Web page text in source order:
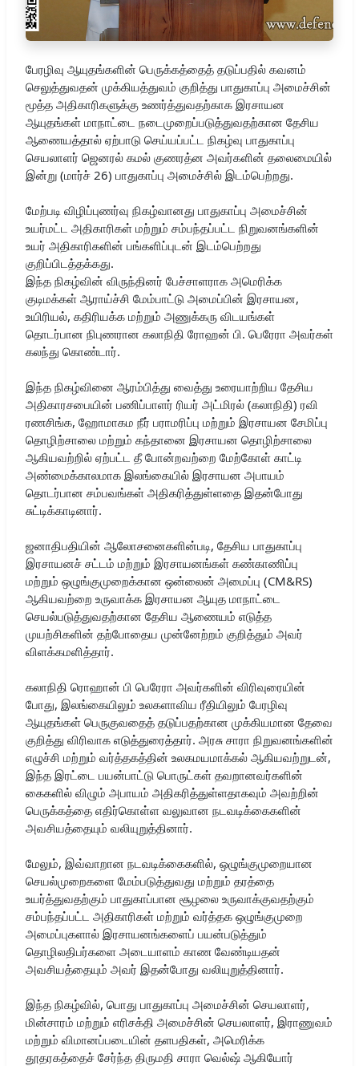
பேரழிவு ஆயுதங்களின் பெருக்கத்தைத் தடுப்பதில் கவனம்
செலுத்துவதன் முக்கியத்துவம் குறித்து பாதுகாப்பு அமைச்சின்
மூத்த அதிகாரிகளுக்கு உணர்த்துவதற்காக இரசாயன
ஆயுதங்கள் மாநாட்டை நடைமுறைப்படுத்துவதற்கான தேசிய
ஆணையத்தால் ஏற்பாடு செய்யப்பட்ட நிகழ்வு பாதுகாப்பு
செயலாளர் ஜெனரல் கமல் குணரத்ன அவர்களின் தலைமையில்
இன்று (மார்ச் 26) பாதுகாப்பு அமைச்சில் இடம்பெற்றது.
மேற்படி விழிப்புணர்வு நிகழ்வானது பாதுகாப்பு அமைச்சின்
உயர்மட்ட அதிகாரிகள் மற்றும் சம்பந்தப்பட்ட நிறுவனங்களின்
உயர் அதிகாரிகளின் பங்களிப்புடன் இடம்பெற்றது
குறிப்பிடத்தக்கது.
இந்த நிகழ்வின் விருந்தினர் பேச்சாளராக அமெரிக்க
குடிமக்கள் ஆராய்ச்சி மேம்பாட்டு அமைப்பின் இரசாயன,
உயிரியல், கதிரியக்க மற்றும் அணுக்கரு விடயங்கள்
தொடர்பான நிபுணரான கலாநிதி ரோஹன் பி. பெரேரா அவர்கள்
கலந்து கொண்டார்.
இந்த நிகழ்வினை ஆரம்பித்து வைத்து உரையாற்றிய தேசிய
அதிகாரசபையின் பணிப்பாளர் ரியர் அட்மிரல் (கலாநிதி) ரவி
ரணசிங்க, ஹோமாகம நீர் பராமரிப்பு மற்றும் இரசாயன சேமிப்பு
தொழிற்சாலை மற்றும் கந்தானை இரசாயன தொழிற்சாலை
ஆகியவற்றில் ஏற்பட்ட தீ போன்றவற்றை மேற்கோள் காட்டி
அண்மைக்காலமாக இலங்கையில் இரசாயன அபாயம்
தொடர்பான சம்பவங்கள் அதிகரித்துள்ளதை இதன்போது
சுட்டிக்காடினார்.
ஜனாதிபதியின் ஆலோசனைகளின்படி, தேசிய பாதுகாப்பு
இரசாயனச் சட்டம் மற்றும் இரசாயனங்கள் கண்காணிப்பு
மற்றும் ஒழுங்குமுறைக்கான ஒன்லைன் அமைப்பு (CM&RS)
ஆகியவற்றை உருவாக்க இரசாயன ஆயுத மாநாட்டை
செயல்படுத்துவதற்கான தேசிய ஆணையம் எடுத்த
முயற்சிகளின் தற்போதைய முன்னேற்றம் குறித்தும் அவர்
விளக்கமளித்தார்.
கலாநிதி ரொஹான் பி பெரேரா அவர்களின் விரிவுரையின்
போது, இலங்கையிலும் உலகளாவிய ரீதியிலும் பேரழிவு
ஆயுதங்கள் பெருகுவதைத் தடுப்பதற்கான முக்கியமான தேவை
குறித்து விரிவாக எடுத்துரைத்தார். அரசு சாரா நிறுவனங்களின்
எழுச்சி மற்றும் வர்த்தகத்தின் உலகமயமாக்கல் ஆகியவற்றுடன்,
இந்த இரட்டை பயன்பாட்டு பொருட்கள் தவறானவர்களின்
கைகளில் விழும் அபாயம் அதிகரித்துள்ளதாகவும் அவற்றின்
பெருக்கத்தை எதிர்கொள்ள வலுவான நடவடிக்கைகளின்
அவசியத்தையும் வலியுறுத்தினார்.
மேலும், இவ்வாறான நடவடிக்கைகளில், ஒழுங்குமுறையான
செயல்முறைகளை மேம்படுத்துவது மற்றும் தரத்தை
உயர்த்துவதற்கும் பாதுகாப்பான சூழலை உருவாக்குவதற்கும்
சம்பந்தப்பட்ட அதிகாரிகள் மற்றும் வர்த்தக ஒழுங்குமுறை
அமைப்புகளால் இரசாயனங்களைப் பயன்படுத்தும்
தொழிலதிபர்களை அடையாளம் காண வேண்டியதன்
அவசியத்தையும் அவர் இதன்போது வலியுறுத்தினார்.
இந்த நிகழ்வில், பொது பாதுகாப்பு அமைச்சின் செயலாளர்,
மின்சாரம் மற்றும் எரிசக்தி அமைச்சின் செயலாளர், இராணுவம்
மற்றும் விமானப்படையின் தளபதிகள், அமெரிக்க
தூதரகத்தைச் சேர்ந்த திருமதி சாரா வெல்ஷ் ஆகியோர்